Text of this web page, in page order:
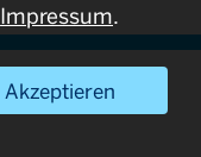
Impressum.
Akzeptieren